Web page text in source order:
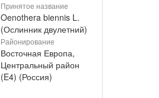
Принятое название
Oenothera biennis L.
(Ослинник двулетний)
Районирование
Восточная Европа,
Центральный район
(E4) (Россия)